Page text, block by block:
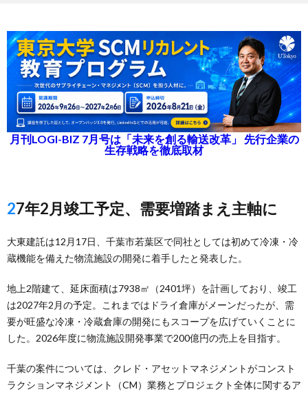
月刊LOGI-BIZ 7月号は「未来を創る輸送改革」 先行企業の
生存戦略を徹底取材
27年2月竣工予定、需要増踏まえ主軸に
大東建託は12月17日、千葉市若葉区で同社としては初めて冷凍・冷
蔵機能を備えた物流施設の開発に着手したと発表した。
地上2階建て、延床面積は7938㎡（2401坪）を計画しており、竣工
は2027年2月の予定。これまではドライ倉庫がメーンだったが、需
要が旺盛な冷凍・冷蔵倉庫の開発にもスコープを広げていくことに
した。2026年度に物流施設開発事業で200億円の売上を目指す。
千葉の案件については、クレド・アセットマネジメントがコンスト
ラクションマネジメント（CM）業務とプロジェクト全体に関するア